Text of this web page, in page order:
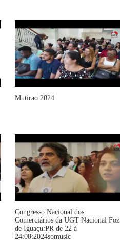
Mutirao 2024
Congresso Nacional dos
Comerciários da UGT Nacional Foz
de Iguaçu:PR de 22 à
24:08:2024somusic